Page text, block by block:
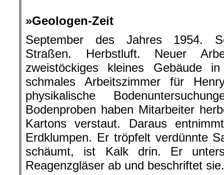
»Geologen-Zeit
September des Jahres 1954.
Straßen. Herbstluft. Neuer
zweistöckiges kleines Gebäude
schmales Arbeitszimmer für
physikalische
Bodenproben haben Mitarbeiter
Kartons verstaut. Daraus
Erdklumpen. Er tröpfelt verdünnte
schäumt, ist Kalk drin. Er
Reagenzgläser ab und beschriftet